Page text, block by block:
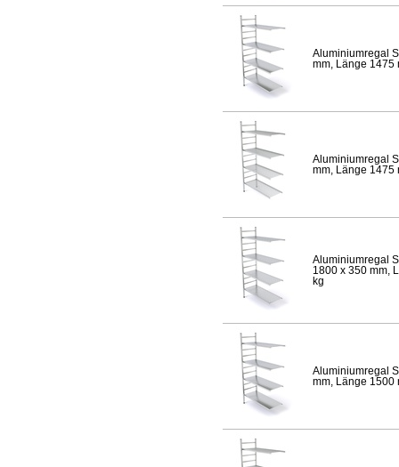
Aluminiumregal
mm, Länge 1475
Aluminiumregal
mm, Länge 1475
Aluminiumregal
1800 x 350 mm,
kg
Aluminiumregal
mm, Länge 1500